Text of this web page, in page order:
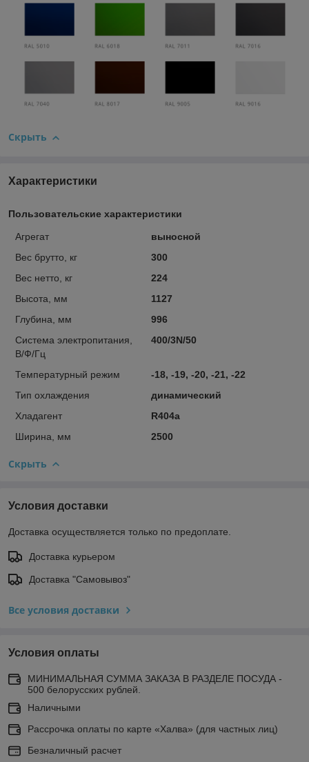
Скрыть
Характеристики
Пользовательские характеристики
Агрегат
выносной
Вес брутто, кг
300
Вес нетто, кг
224
Высота, мм
1127
Глубина, мм
996
Система электропитания,
В/Ф/Гц
400/3N/50
Температурный режим
-18, -19, -20, -21, -22
Тип охлаждения
динамический
Хладагент
R404a
Ширина, мм
2500
Скрыть
Условия доставки
Доставка осуществляется только по предоплате.
Доставка курьером
Доставка "Самовывоз"
Все условия доставки
Условия оплаты
МИНИМАЛЬНАЯ СУММА ЗАКАЗА В РАЗДЕЛЕ ПОСУДА -
500 белорусских рублей.
Наличными
Рассрочка оплаты по карте «Халва» (для частных лиц)
Безналичный расчет